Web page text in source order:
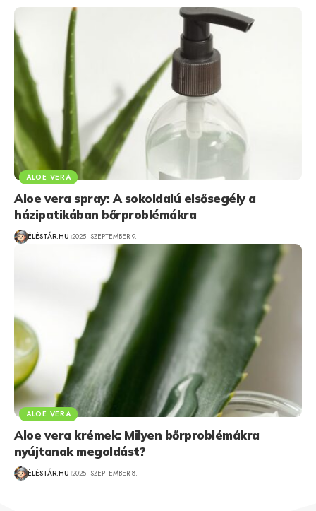
ALOE VERA
Aloe vera spray: A sokoldalú elsősegély a
házipatikában bőrproblémákra
ÉLÉSTÁR.HU 2025. SZEPTEMBER 9.
ALOE VERA
Aloe vera krémek: Milyen bőrproblémákra
nyújtanak megoldást?
ÉLÉSTÁR.HU 2025. SZEPTEMBER 8.